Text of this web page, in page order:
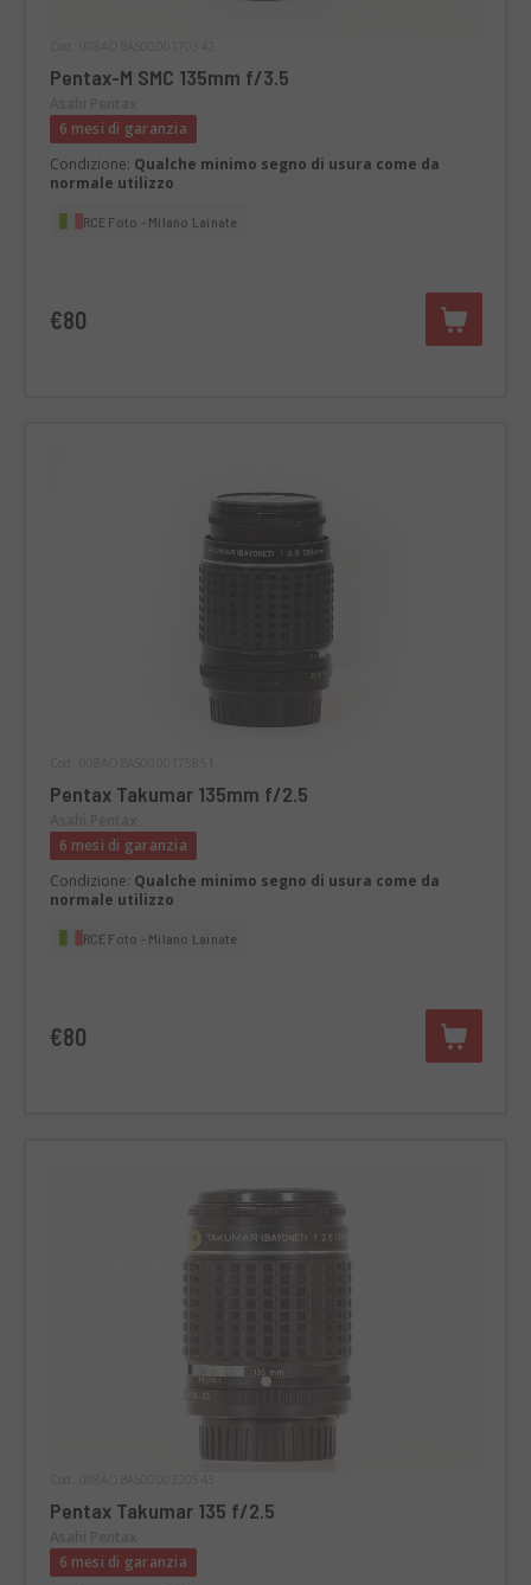
Pentax-M SMC 135mm f/3.5
6 mesi di garanzia
Condizione: Qualche minimo segno di usura come da
normale utilizzo
RCE Foto - Milano Lainate
€80
Pentax Takumar 135mm f/2.5
6 mesi di garanzia
Condizione: Qualche minimo segno di usura come da
normale utilizzo
RCE Foto - Milano Lainate
€80
Pentax Takumar 135 f/2.5
6 mesi di garanzia